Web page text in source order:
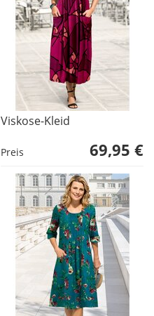
Viskose-Kleid
Preis 69,95 €